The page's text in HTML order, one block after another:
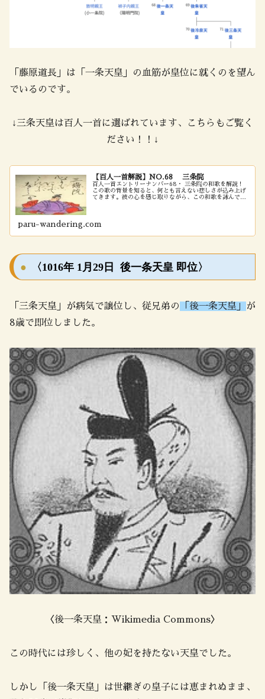
「藤原道長」は「一条天皇」の血筋が皇位に就くのを望ん
でいるのです。
↓三条天皇は百人一首に選ばれています、こちらもご覧く
ださい！！↓
【百人一首解説】NO.68 三条院
百人一首エントリーナンバー68・ 三条院の和歌を解説！
この歌の背景を知ると、何とも言えない悲しさが込み上げ
てきます。彼の心を感じ取りながら、この和歌を詠んでみ
paru-wandering.com
〈1016年 1月29日 後一条天皇 即位〉
「三条天皇」が病気で譲位し、従兄弟の 「後一条天皇」
が
8歳で即位しました。
〈後一条天皇：Wikimedia Commons〉
この時代には珍しく、他の妃を持たない天皇でした。
しかし「後一条天皇」は世継ぎの皇子には恵まれぬまま、